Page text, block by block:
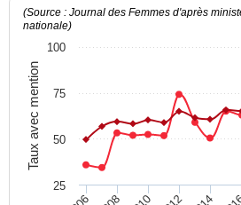
Taux avec mention
(Source : Journal des Femmes d'après
nationale)
25
50
75
100